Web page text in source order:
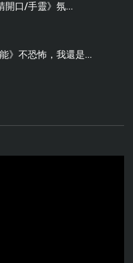
開口/手靈》氛...
》不恐怖，我還是...